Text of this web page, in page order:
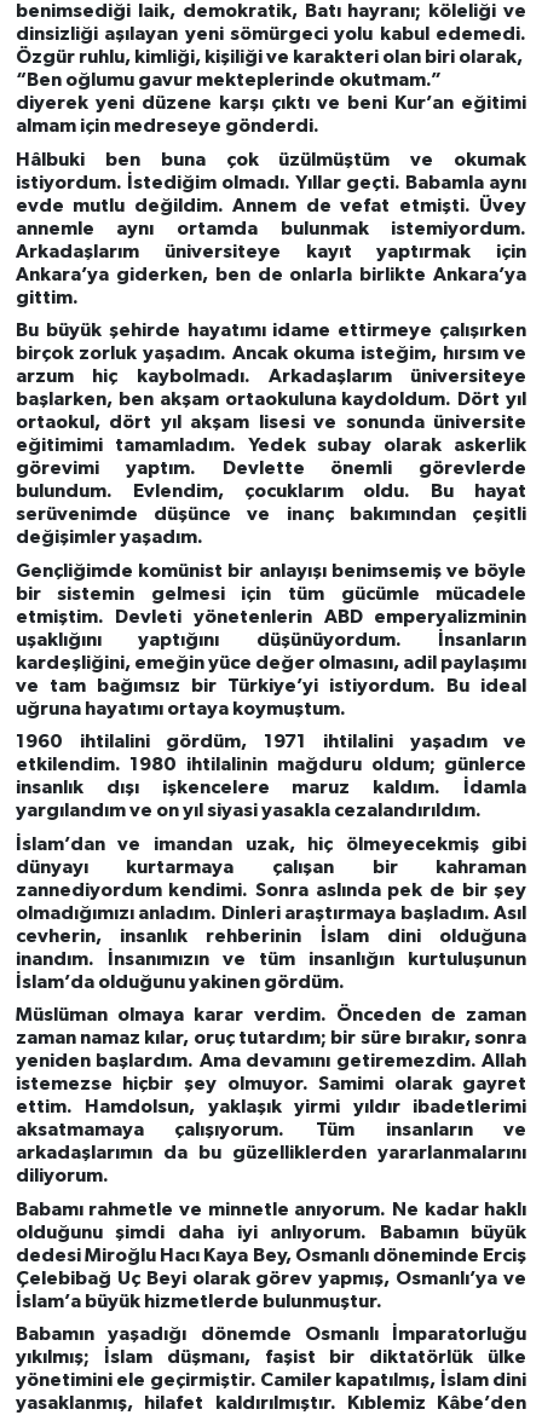
benimsediği laik, demokratik, Batı hayranı; köleliği ve
dinsizliği aşılayan yeni sömürgeci yolu kabul edemedi.
Özgür ruhlu, kimliği, kişiliği ve karakteri olan biri olarak,
“Ben oğlumu gavur mekteplerinde okutmam.”
diyerek yeni düzene karşı çıktı ve beni Kur’an eğitimi
almam için medreseye gönderdi.
Hâlbuki ben buna çok üzülmüştüm ve okumak
istiyordum. İstediğim olmadı. Yıllar geçti. Babamla aynı
evde mutlu değildim. Annem de vefat etmişti. Üvey
annemle aynı ortamda bulunmak istemiyordum.
Arkadaşlarım üniversiteye kayıt yaptırmak için
Ankara’ya giderken, ben de onlarla birlikte Ankara’ya
gittim.
Bu büyük şehirde hayatımı idame ettirmeye çalışırken
birçok zorluk yaşadım. Ancak okuma isteğim, hırsım ve
arzum hiç kaybolmadı. Arkadaşlarım üniversiteye
başlarken, ben akşam ortaokuluna kaydoldum. Dört yıl
ortaokul, dört yıl akşam lisesi ve sonunda üniversite
eğitimimi tamamladım. Yedek subay olarak askerlik
görevimi yaptım. Devlette önemli görevlerde
bulundum. Evlendim, çocuklarım oldu. Bu hayat
serüvenimde düşünce ve inanç bakımından çeşitli
değişimler yaşadım.
Gençliğimde komünist bir anlayışı benimsemiş ve böyle
bir sistemin gelmesi için tüm gücümle mücadele
etmiştim. Devleti yönetenlerin ABD emperyalizminin
uşaklığını yaptığını düşünüyordum. İnsanların
kardeşliğini, emeğin yüce değer olmasını, adil paylaşımı
ve tam bağımsız bir Türkiye’yi istiyordum. Bu ideal
uğruna hayatımı ortaya koymuştum.
1960 ihtilalini gördüm, 1971 ihtilalini yaşadım ve
etkilendim. 1980 ihtilalinin mağduru oldum; günlerce
insanlık dışı işkencelere maruz kaldım. İdamla
yargılandım ve on yıl siyasi yasakla cezalandırıldım.
İslam’dan ve imandan uzak, hiç ölmeyecekmiş gibi
dünyayı kurtarmaya çalışan bir kahraman
zannediyordum kendimi. Sonra aslında pek de bir şey
olmadığımızı anladım. Dinleri araştırmaya başladım. Asıl
cevherin, insanlık rehberinin İslam dini olduğuna
inandım. İnsanımızın ve tüm insanlığın kurtuluşunun
İslam’da olduğunu yakinen gördüm.
Müslüman olmaya karar verdim. Önceden de zaman
zaman namaz kılar, oruç tutardım; bir süre bırakır, sonra
yeniden başlardım. Ama devamını getiremezdim. Allah
istemezse hiçbir şey olmuyor. Samimi olarak gayret
ettim. Hamdolsun, yaklaşık yirmi yıldır ibadetlerimi
aksatmamaya çalışıyorum. Tüm insanların ve
arkadaşlarımın da bu güzelliklerden yararlanmalarını
diliyorum.
Babamı rahmetle ve minnetle anıyorum. Ne kadar haklı
olduğunu şimdi daha iyi anlıyorum. Babamın büyük
dedesi Miroğlu Hacı Kaya Bey, Osmanlı döneminde Erciş
Çelebibağ Uç Beyi olarak görev yapmış, Osmanlı’ya ve
İslam’a büyük hizmetlerde bulunmuştur.
Babamın yaşadığı dönemde Osmanlı İmparatorluğu
yıkılmış; İslam düşmanı, faşist bir diktatörlük ülke
yönetimini ele geçirmiştir. Camiler kapatılmış, İslam dini
yasaklanmış, hilafet kaldırılmıştır. Kıblemiz Kâbe’den